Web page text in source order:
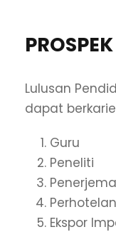
Lulusan
dapat
Guru
Peneliti
Perhotelan
Ekspor